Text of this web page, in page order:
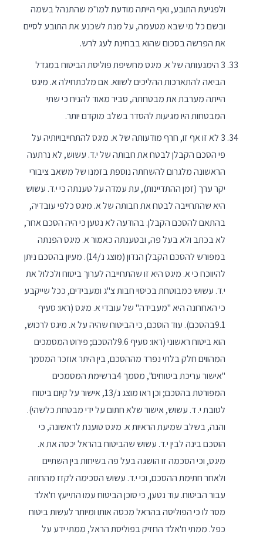
ולפגיעת התובע, ואף הייתה מודעת למו"מ שהתנהל בשמה
ובשם כל מי שבא מטעמה, על מנת לשכנע את התובע לסיים
את הפרשה בסכום שהוא בבחינת לעג לרש.
3 הימנעותה של א. מיגס מחשיפת פוליסת הביטוח במגדל
הביאה להתארכות ההליכים לשווא. אם מלכתחילה א. מיגס
הייתה מערבת את מבטחתה, סביר מאוד להניח כי שתי
המבטחות היו מגיעות להסדר בשלב מוקדם יותר.
3 לא זו אף זו, חרף מודעותה של א. מיגס להתחייבויותיה על
פי הסכם הקבלן לבטח את חבותה של י.ד. עשוש, לא נרתעה
הראשונה מלגרום להשחתה נוספת בזמנו של משאב ציבורי
יקר ערך (זמן ההתדיינות), עת עמדה על טענתה כי י.ד. עשוש
היא שהתחייבה לבטח את חבותה של א. מיגס כלפי עובדיה,
בהתאם להסכם הקבלן. בהודעה לא נטען כי היה הסכם אחר,
לא בכתב ולא בעל פה, ובטענתה כאמור א. מיגס הפנתה
במפורש להסכם הקבלן הנדון (מוצג נ/14). מעיון בהסכם ניתן
להיווכח כי א. מיגס היא זו שהתחייבה לערוך ביטוח ולכלול את
י.ד. עשוש כמבוטחת בכיסוי חבות צ"ג ומעבידים, ככל שייקבע
כי האחרונה היא "מעבידה" של עובדי א. מיגס (ראו: סעיף
9.1בהסכם). עוד הוסכם, כי הביטוח שהיה על א. מיגס לרכוש,
הוא ביטוח ראשוני (ראו: סעיף 9.6להסכם; פירוט המסמכים
המהווים חלק בלתי נפרד מההסכם, בין היתר אוזכר המסמך
"אישור עריכת ביטוחים", מסמך 4ברשימת המסמכים
המפורטת בהסכם; וכן ראו מוצג נ/13, אישור על קיום ביטוח
לטובת י. ד. עשוש, אישור שלא חתום על ידי מבטחת כלשהי).
והנה, בשלב שמיעת הראיות א. מיגס טוענת לראשונה, כי
הוסכם בינה לבין י.ד. עשוש שהביטוח בהראל יכסה את א.
מיגס, וכי הסכמה זו הושגה בעל פה בשיחות בין השתיים
ולאחר חתימת ההסכם, וכי י.ד. עשוש הסכימה לקזז מהחוזה
עבור הביטוח. עוד נטען, כי סוכן הביטוח עמו התייעץ ח'אלד
מסר לו כי הפוליסה בהראל מכסה אותו ומיותר לעשות ביטוח
כפל. ממתי ח'אלד החזיק בפוליסת הראל, ממתי ידע על